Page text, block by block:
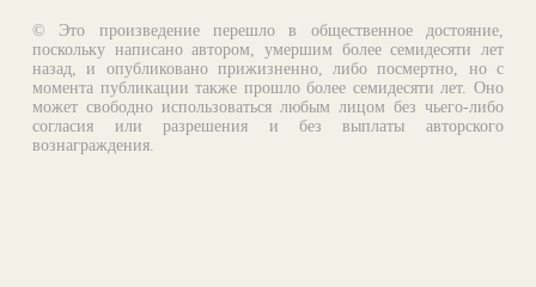
© Это произведение перешло в общественное достояние,
поскольку написано автором, умершим более семидесяти лет
назад, и опубликовано прижизненно, либо посмертно, но с
момента публикации также прошло более семидесяти лет. Оно
может свободно использоваться любым лицом без чьего-либо
согласия или разрешения и без выплаты авторского
вознаграждения.